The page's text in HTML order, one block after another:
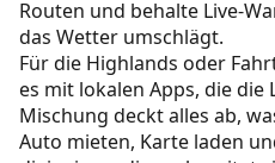
Routen und behalte Live-
das Wetter umschlägt.
Für die Highlands oder
es mit lokalen Apps, die die
Mischung deckt alles ab,
Auto mieten, Karte laden